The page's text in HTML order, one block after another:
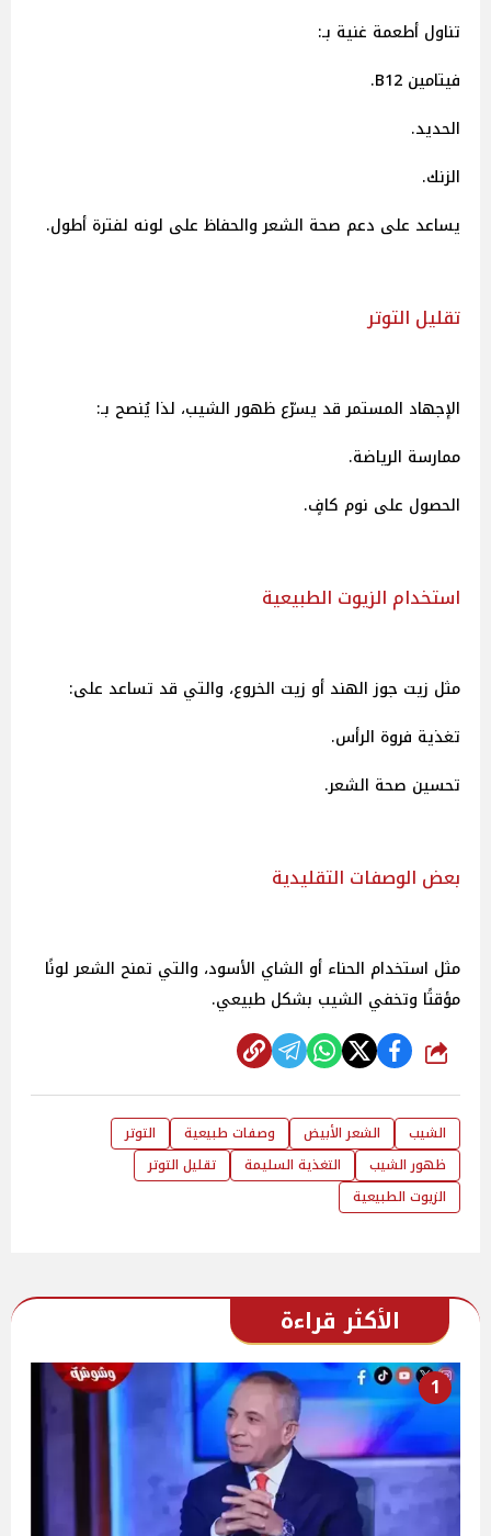
تناول أطعمة غنية بـ:
فيتامين B12.
الحديد.
الزنك.
يساعد على دعم صحة الشعر والحفاظ على لونه لفترة أطول.
تقليل التوتر
الإجهاد المستمر قد يسرّع ظهور الشيب، لذا يُنصح بـ:
ممارسة الرياضة.
الحصول على نوم كافٍ.
استخدام الزيوت الطبيعية
مثل زيت جوز الهند أو زيت الخروع، والتي قد تساعد على:
تغذية فروة الرأس.
تحسين صحة الشعر.
بعض الوصفات التقليدية
مثل استخدام الحناء أو الشاي الأسود، والتي تمنح الشعر لونًا
مؤقتًا وتخفي الشيب بشكل طبيعي.
شارك
الشيب الشعر الأبيض وصفات طبيعية
التوتر
ظهور الشيب
التغذية السليمة
تقليل التوتر
الزيوت الطبيعية
الأكثر قراءة
1